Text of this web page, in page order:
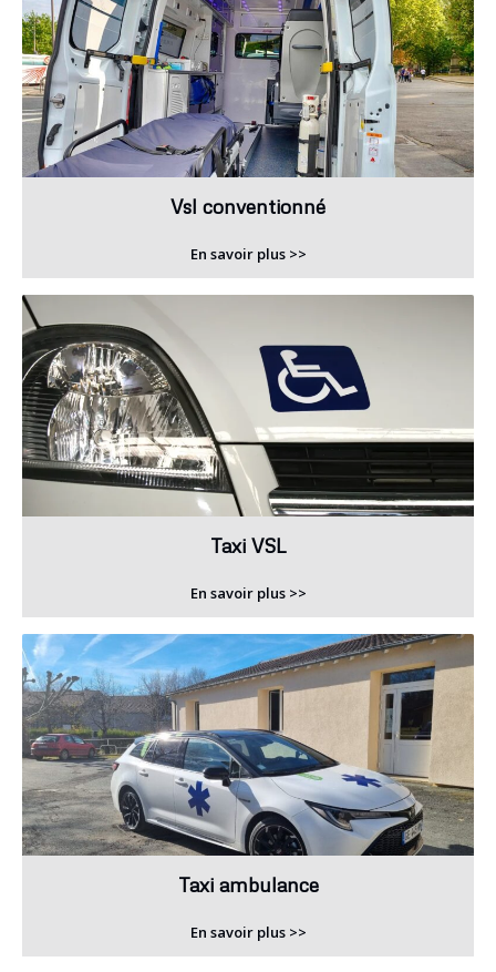
Vsl conventionné
En savoir plus >>
Taxi VSL
En savoir plus >>
Taxi ambulance
En savoir plus >>